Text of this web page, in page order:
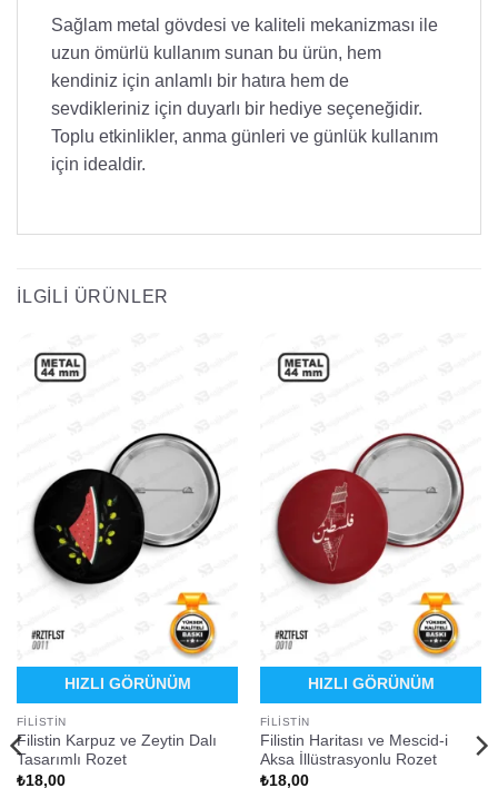
Sağlam metal gövdesi ve kaliteli mekanizması ile
uzun ömürlü kullanım sunan bu ürün, hem
kendiniz için anlamlı bir hatıra hem de
sevdikleriniz için duyarlı bir hediye seçeneğidir.
Toplu etkinlikler, anma günleri ve günlük kullanım
için idealdir.
İLGILI ÜRÜNLER
HIZLI GÖRÜNÜM
FILISTIN
Filistin Karpuz ve Zeytin Dalı
Tasarımlı Rozet
₺18,00
HIZLI GÖRÜNÜM
FILISTIN
Filistin Haritası ve Mescid-i
Aksa İllüstrasyonlu Rozet
₺18,00